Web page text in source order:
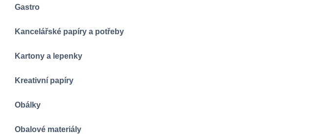
Gastro
Kancelářské papíry a potřeby
Kartony a lepenky
Kreativní papíry
Obálky
Obalové materiály